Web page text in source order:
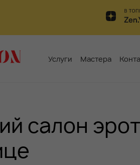
Услуги Мастера
салон